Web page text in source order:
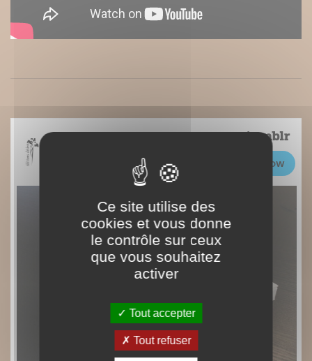
Ce site utilise des
cookies et vous donne
le contrôle sur ceux
que vous souhaitez
activer
Tout accepter
Tout refuser